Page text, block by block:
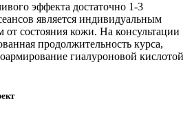
эффекта достаточно 1-3
является индивидуальным
от состояния кожи. На консультации
продолжительность курса,
гиалуроновой кислотой